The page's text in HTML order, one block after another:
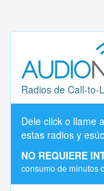
Radios de Call-
Dele click o llame
estas radios y
NO REQUIERE
consumo de minutos